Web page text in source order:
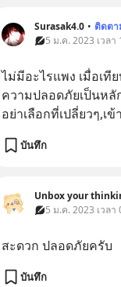
Surasak4.0 • ติดตา
5 ม.ค. 2023 เวลา
ไม่มีอะไรแพง เมื่อเ
ความปลอดภัยเป็นหลั
อย่าเลือกที่เปลี่ยวๆ,
บันทึก
Unbox your
5 ม.ค. 2023 เวลา
สะดวก ปลอดภัยครับ
บันทึก